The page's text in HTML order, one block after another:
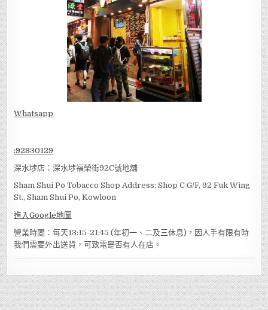
Whatsapp
:92830129
深水埗店：深水埗福榮街92C號地舖
Sham Shui Po Tobacco Shop Address: Shop C G/F, 92 Fuk Wing
St., Sham Shui Po, Kowloon
進入Google地圖
營業時間：每天13:15-21:45 (年初一、二及三休息)，因人手有限有時
我們需要外出送貨，可致電是否有人在店。